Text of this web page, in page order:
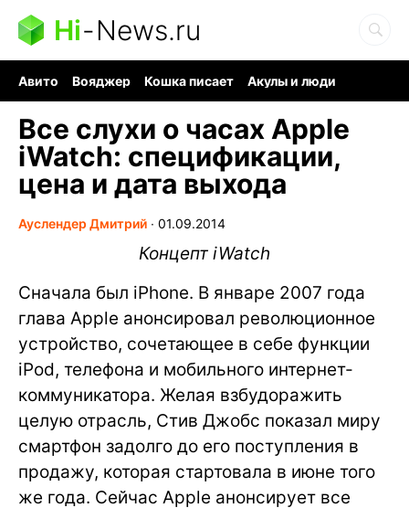
Hi-News.ru
Авито Вояджер Кошка писает
Акулы и люди
Все слухи о часах Apple
iWatch: спецификации,
цена и дата выхода
Ауслендер Дмитрий ∙ 01.09.2014
Концепт iWatch
Сначала был iPhone. В январе 2007 года
глава Apple анонсировал революционное
устройство, сочетающее в себе функции
iPod, телефона и мобильного интернет-
коммуникатора. Желая взбудоражить
целую отрасль, Стив Джобс показал миру
смартфон задолго до его поступления в
продажу, которая стартовала в июне того
же года. Сейчас Apple анонсирует все